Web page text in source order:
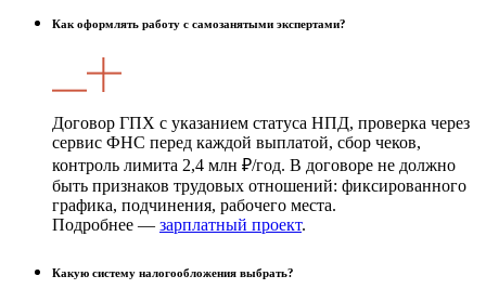
Как оформлять работу с самозанятыми экспертами?
Договор ГПХ с указанием статуса НПД, проверка через
сервис ФНС перед каждой выплатой, сбор чеков,
контроль лимита 2,4 млн ₽/год. В договоре не должно
быть признаков трудовых отношений: фиксированного
графика, подчинения, рабочего места.
Подробнее — зарплатный проект.
Какую систему налогообложения выбрать?